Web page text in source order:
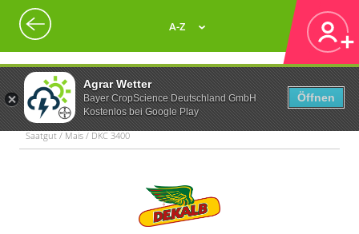
Agrar Wetter
Bayer CropScience Deutschland GmbH
Kostenlos bei Google Play
Öffnen
A-Z
Saatgut / Mais / DKC 3400